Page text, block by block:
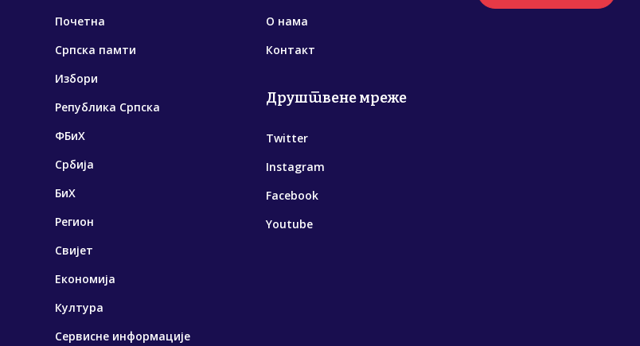
Почетна
Српска памти
Избори
Република Српска
ФБиХ
Србија
БиХ
Регион
Свијет
Економија
Култура
Сервисне информације
О нама
Контакт
Друштвене мреже
Twitter
Instagram
Facebook
Youtube